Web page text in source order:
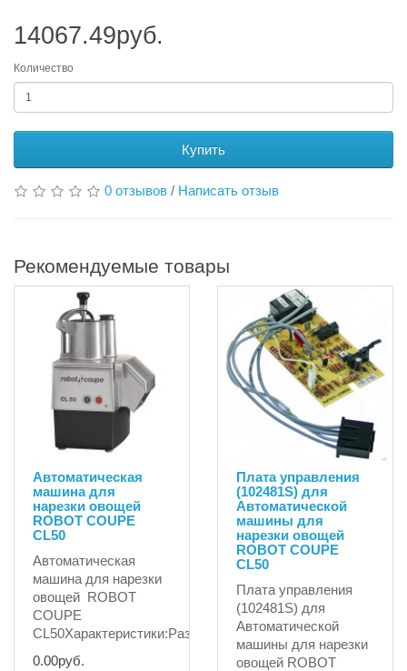
14067.49руб.
Количество
Купить
0 отзывов / Написать отзыв
Рекомендуемые товары
Автоматическая
машина для
нарезки овощей
ROBOT COUPE
CL50
Автоматическая
машина для нарезки
овощей ROBOT
COUPE
CL50Характеристики:Разновидностьэлектриче..
0.00руб.
Плата управления
(102481S) для
Автоматической
машины для
нарезки овощей
ROBOT COUPE
CL50
Плата управления
(102481S) для
Автоматической
машины для нарезки
овощей ROBOT